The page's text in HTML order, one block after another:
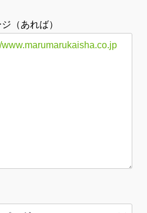
（あれば）